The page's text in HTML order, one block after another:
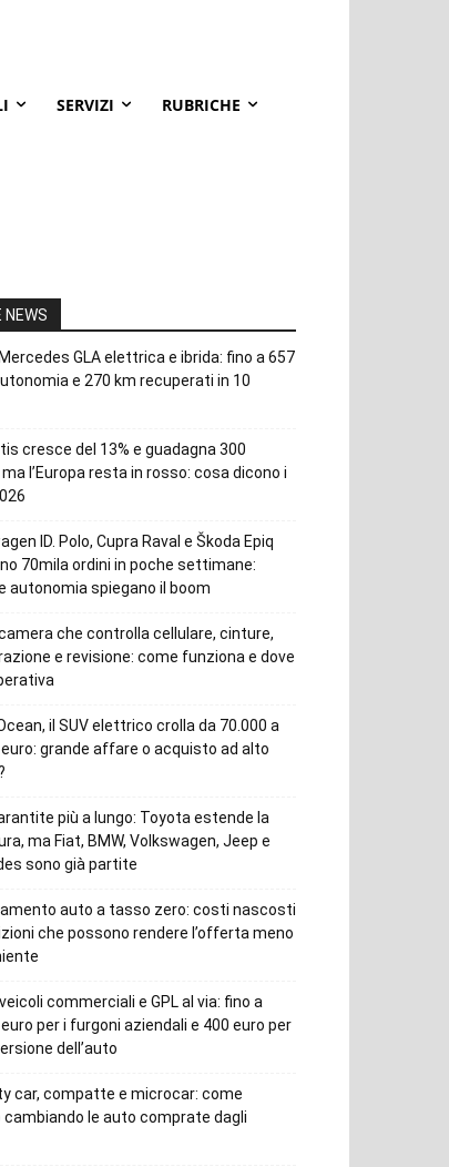
SERVIZI RUBRICHE
NEWS
GLA elettrica e ibrida: fino a 657
e 270 km recuperati in 10
cresce del 13% e guadagna 300
l’Europa resta in rosso: cosa dicono i
ID. Polo, Cupra Raval e Škoda Epiq
70mila ordini in poche settimane:
autonomia spiegano il boom
che controlla cellulare, cinture,
e revisione: come funziona e dove
il SUV elettrico crolla da 70.000 a
euro: grande affare o acquisto ad alto
più a lungo: Toyota estende la
ma Fiat, BMW, Volkswagen, Jeep e
sono già partite
auto a tasso zero: costi nascosti
che possono rendere l’offerta meno
commerciali e GPL al via: fino a
per i furgoni aziendali e 400 euro per
dell’auto
car, compatte e microcar: come
le auto comprate dagli